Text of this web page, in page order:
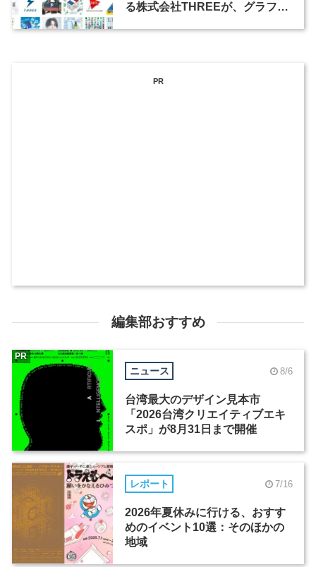
る株式会社THREEが、グラフィ
PR
編集部おすすめ
ニュース 8/6
台湾最大のデザイン見本市
「2026台湾クリエイティブエキ
スポ」が8月31日まで開催
PR
レポート 7/16
2026年夏休みに行ける、おすす
めのイベント10選：そのほかの
地域